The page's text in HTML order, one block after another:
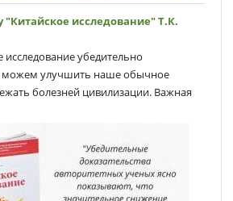
"Китайское исследование" Т.К.
исследование убедительно
можем улучшить наше обычное
болезней цивилизации. Важная